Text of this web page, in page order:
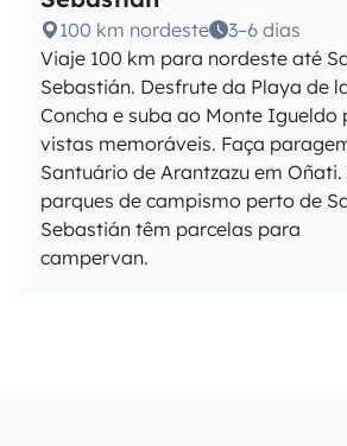
100 km nordeste
3–6 dias
Viaje 100 km para nordeste até
Sebastián. Desfrute da Playa de
Concha e suba ao Monte Igueldo
vistas memoráveis. Faça
Santuário de Arantzazu em Oñati.
parques de campismo perto de
Sebastián têm parcelas para
campervan.